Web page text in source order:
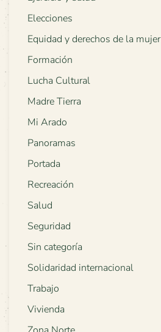
Elecciones
Equidad y derechos de la mujer
Formación
Lucha Cultural
Madre Tierra
Mi Arado
Panoramas
Portada
Recreación
Salud
Seguridad
Sin categoría
Solidaridad internacional
Trabajo
Vivienda